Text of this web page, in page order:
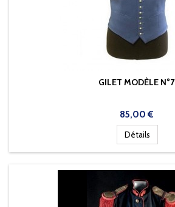
GILET MODÈLE N°7
Prix
85,00 €
Détails